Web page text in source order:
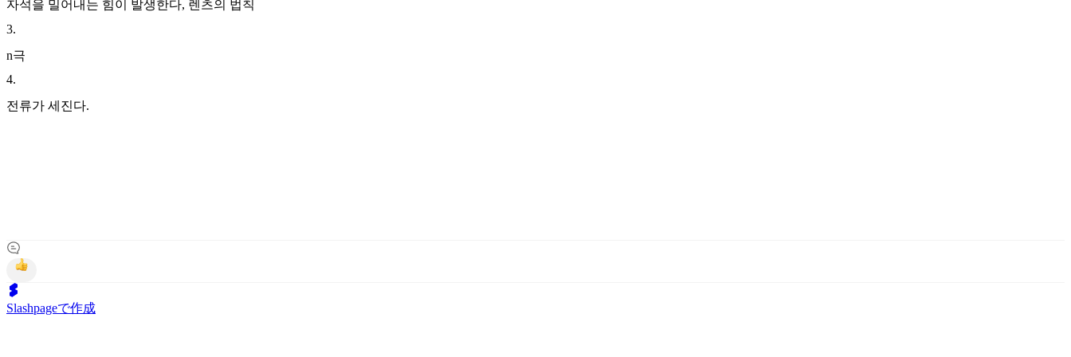
자석을 밀어내는 힘이 발생한다, 렌츠의 법칙
3.
n극
4.
전류가 세진다.
Slashpageで作成